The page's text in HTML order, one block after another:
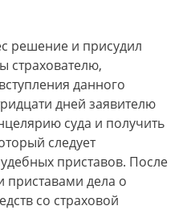
решение и присудил
страхователю,
данного
дней заявителю
суда и получить
следует
приставов. После
приставами дела о
со страховой